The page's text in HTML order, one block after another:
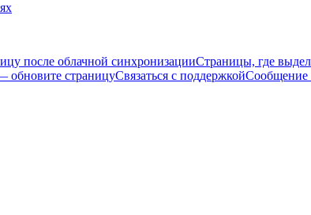
после облачной синхронизацииСтраницы, где
обновите страницуСвязаться с поддержкойСообщение